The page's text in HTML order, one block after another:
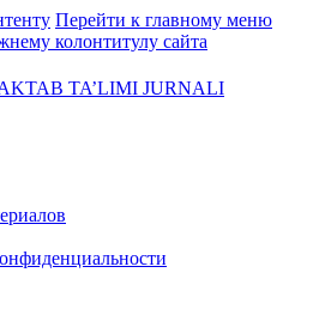
Перейти к главному меню
колонтитулу сайта
TA’LIMI JURNALI